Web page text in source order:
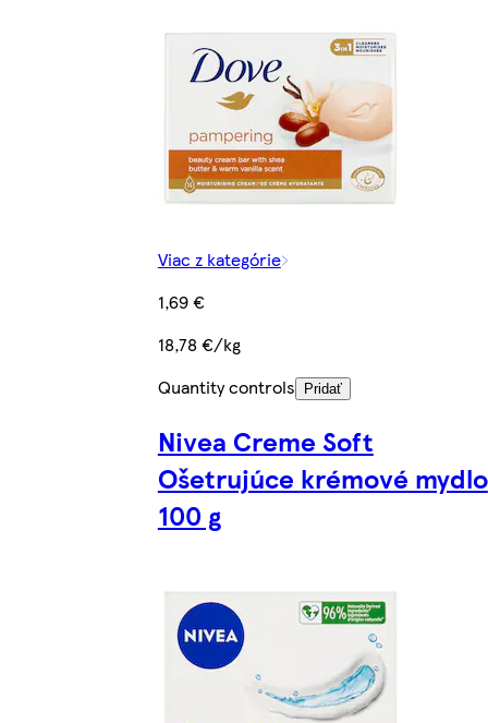
Viac z kategórie
1,69 €
18,78 €/kg
Quantity controls
Pridať
Nivea Creme Soft
Ošetrujúce krémové mydlo
100 g